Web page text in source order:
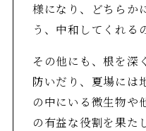
様になり、どちらか
う、中和してくれる
その他にも、根を深
防いだり、夏場には
の中にいる微生物や
の有益な役割を果た